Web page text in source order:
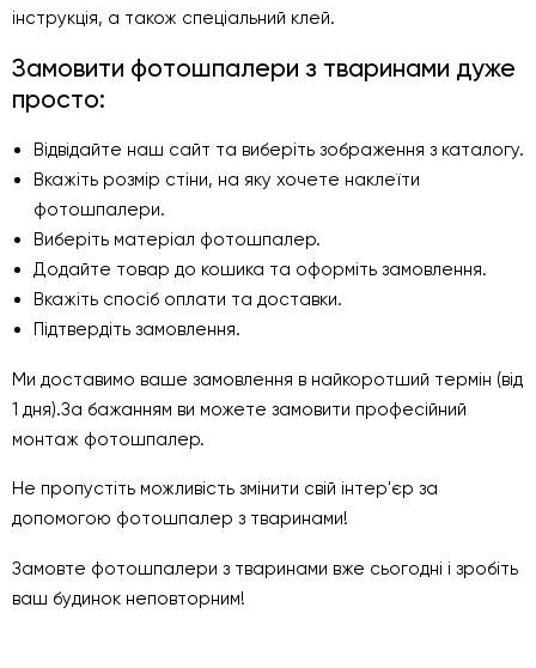
інструкція, а також спеціальний клей.
Замовити фотошпалери з тваринами дуже
просто:
Відвідайте наш сайт та виберіть зображення з каталогу.
Вкажіть розмір стіни, на яку хочете наклеїти
фотошпалери.
Виберіть матеріал фотошпалер.
Додайте товар до кошика та оформіть замовлення.
Вкажіть спосіб оплати та доставки.
Підтвердіть замовлення.
Ми доставимо ваше замовлення в найкоротший термін (від
1 дня).За бажанням ви можете замовити професійний
монтаж фотошпалер.
Не пропустіть можливість змінити свій інтер'єр за
допомогою фотошпалер з тваринами!
Замовте фотошпалери з тваринами вже сьогодні і зробіть
ваш будинок неповторним!